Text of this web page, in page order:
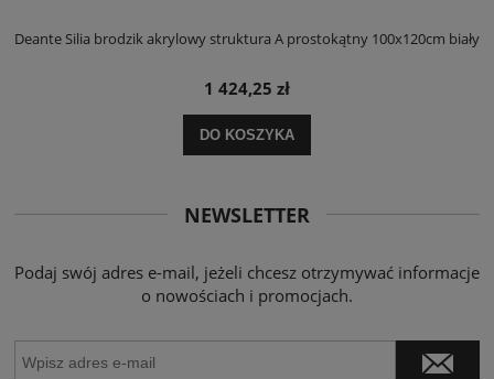
Deante Silia brodzik akrylowy struktura A prostokątny 100x120cm biały
1 424,25 zł
DO KOSZYKA
NEWSLETTER
Podaj swój adres e-mail, jeżeli chcesz otrzymywać informacje
o nowościach i promocjach.